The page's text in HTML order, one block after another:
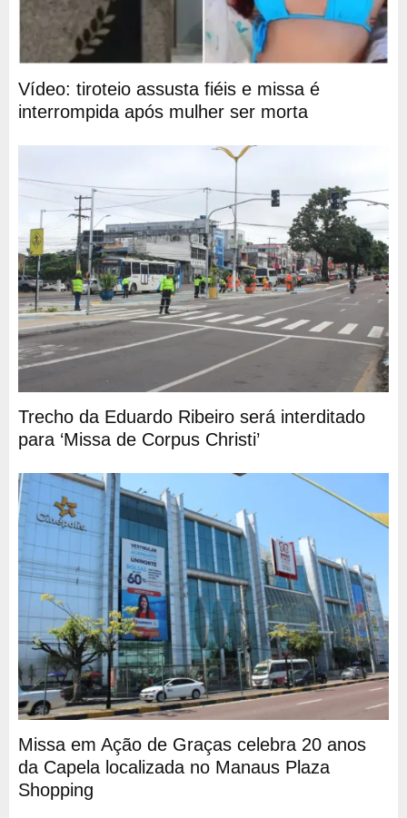
Vídeo: tiroteio assusta fiéis e missa é
interrompida após mulher ser morta
Trecho da Eduardo Ribeiro será interditado
para ‘Missa de Corpus Christi’
Missa em Ação de Graças celebra 20 anos
da Capela localizada no Manaus Plaza
Shopping